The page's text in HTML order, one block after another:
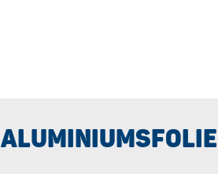
ALUMINIUMSFOLIE